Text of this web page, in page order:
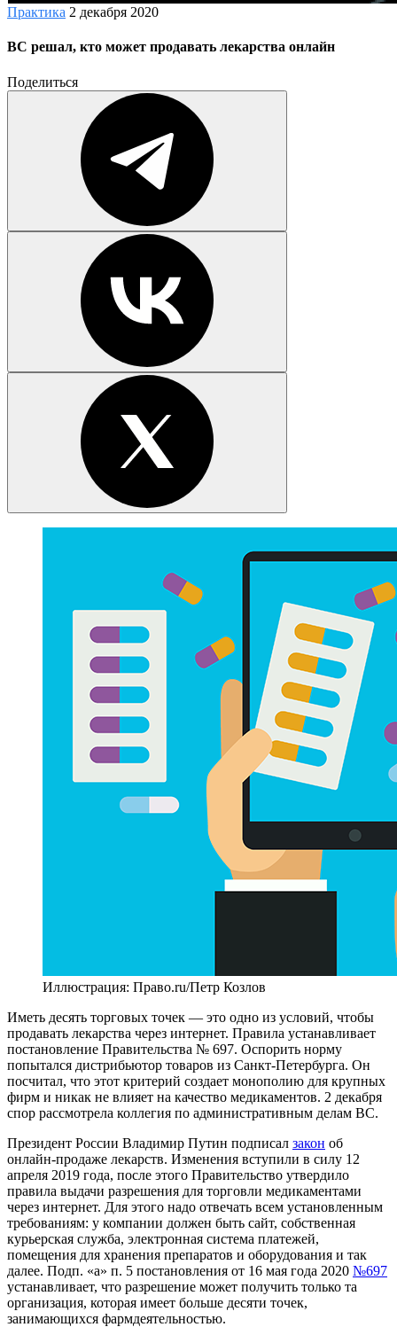
Практика 2 декабря 2020
ВС решал, кто может продавать лекарства онлайн
Поделиться
Иллюстрация: Право.ru/Петр Козлов
Иметь десять торговых точек — это одно из условий, чтобы
продавать лекарства через интернет. Правила устанавливает
постановление Правительства № 697. Оспорить норму
попытался дистрибьютор товаров из Санкт-Петербурга. Он
посчитал, что этот критерий создает монополию для крупных
фирм и никак не влияет на качество медикаментов. 2 декабря
спор рассмотрела коллегия по административным делам ВС.
Президент России Владимир Путин подписал закон об
онлайн-продаже лекарств. Изменения вступили в силу 12
апреля 2019 года, после этого Правительство утвердило
правила выдачи разрешения для торговли медикаментами
через интернет. Для этого надо отвечать всем установленным
требованиям: у компании должен быть сайт, собственная
курьерская служба, электронная система платежей,
помещения для хранения препаратов и оборудования и так
далее. Подп. «а» п. 5 постановления от 16 мая года 2020 №697
устанавливает, что разрешение может получить только та
организация, которая имеет больше десяти точек,
занимающихся фармдеятельностью.